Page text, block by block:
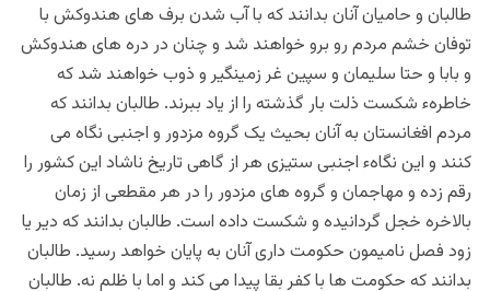
طالبان و حامیان آنان بدانند که با آب شدن برف های هندوکش با
توفان خشم مردم رو برو خواهند شد و چنان در دره های هندوکش
و بابا و حتا سلیمان و سپین غر زمینگیر و ذوب خواهند شد که
خاطرهء شکست ذلت بار گذشته را از یاد ببرند. طالبان بدانند که
مردم افغانستان به آنان بحیث یک گروه مزدور و اجنبی نگاه می
کنند و این نگاهء اجنبی ستیزی هر از گاهی تاریخ ناشاد این کشور را
رقم زده و مهاجمان و گروه های مزدور را در هر مقطعی از زمان
بالاخره خجل گردانیده و شکست داده است. طالبان بدانند که دیر یا
زود فصل نامیمون حکومت داری آنان به پایان خواهد رسید. طالبان
بدانند که حکومت ها با کفر بقا پیدا می کند و اما با ظلم نه. طالبان